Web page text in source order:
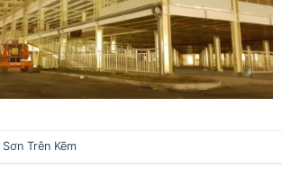
Trên Kẽm